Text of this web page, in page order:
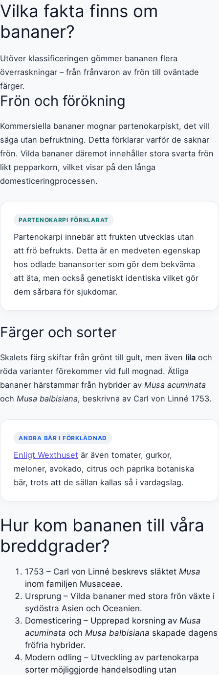
Vilka fakta finns om
bananer?
Utöver klassificeringen gömmer bananen flera
överraskningar – från frånvaron av frön till oväntade
färger.
Frön och förökning
Kommersiella bananer mognar partenokarpiskt, det vill
säga utan befruktning. Detta förklarar varför de saknar
frön. Vilda bananer däremot innehåller stora svarta frön
likt pepparkorn, vilket visar på den långa
domesticeringprocessen.
PARTENOKARPI FÖRKLARAT
Partenokarpi innebär att frukten utvecklas utan
att frö befrukts. Detta är en medveten egenskap
hos odlade banansorter som gör dem bekväma
att äta, men också genetiskt identiska vilket gör
dem sårbara för sjukdomar.
Färger och sorter
Skalets färg skiftar från grönt till gult, men även lila och
röda varianter förekommer vid full mognad. Ätliga
bananer härstammar från hybrider av Musa acuminata
och Musa balbisiana, beskrivna av Carl von Linné 1753.
ANDRA BÄR I FÖRKLÄDNAD
Enligt Wexthuset är även tomater, gurkor,
meloner, avokado, citrus och paprika botaniska
bär, trots att de sällan kallas så i vardagslag.
Hur kom bananen till våra
breddgrader?
1753 – Carl von Linné beskrevs släktet Musa
inom familjen Musaceae.
Ursprung – Vilda bananer med stora frön växte i
sydöstra Asien och Oceanien.
Domesticering – Upprepad korsning av Musa
acuminata och Musa balbisiana skapade dagens
fröfria hybrider.
Modern odling – Utveckling av partenokarpa
sorter möjliggjorde handelsodling utan